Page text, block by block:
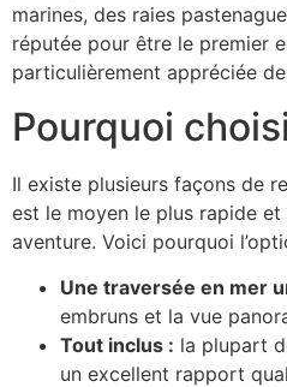
marines, des raies
réputée pour être le premier
particulièrement appréciée
Pourquoi
Il existe plusieurs façons de
est le moyen le plus rapide
aventure. Voici pourquoi
Une traversée en mer
embruns et la vue
Tout inclus : la plupart
un excellent rapport